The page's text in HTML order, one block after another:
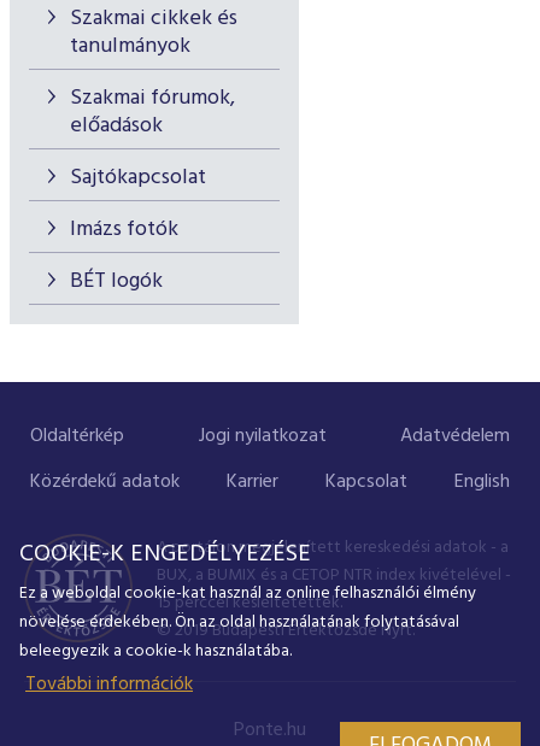
Szakmai cikkek és
tanulmányok
Szakmai fórumok,
előadások
Sajtókapcsolat
Imázs fotók
BÉT logók
Oldaltérkép Jogi nyilatkozat
Adatvédelem
Közérdekű adatok
Karrier Kapcsolat English
A portálon megjelenített kereskedési adatok - a
BUX, a BUMIX és a CETOP NTR index kivételével -
15 perccel késleltetettek.
© 2019 Budapesti Értéktőzsde Nyrt.
Ponte.hu
COOKIE-K ENGEDÉLYEZÉSE
Ez a weboldal cookie-kat használ az online felhasználói élmény
növelése érdekében. Ön az oldal használatának folytatásával
beleegyezik a cookie-k használatába.
További információk